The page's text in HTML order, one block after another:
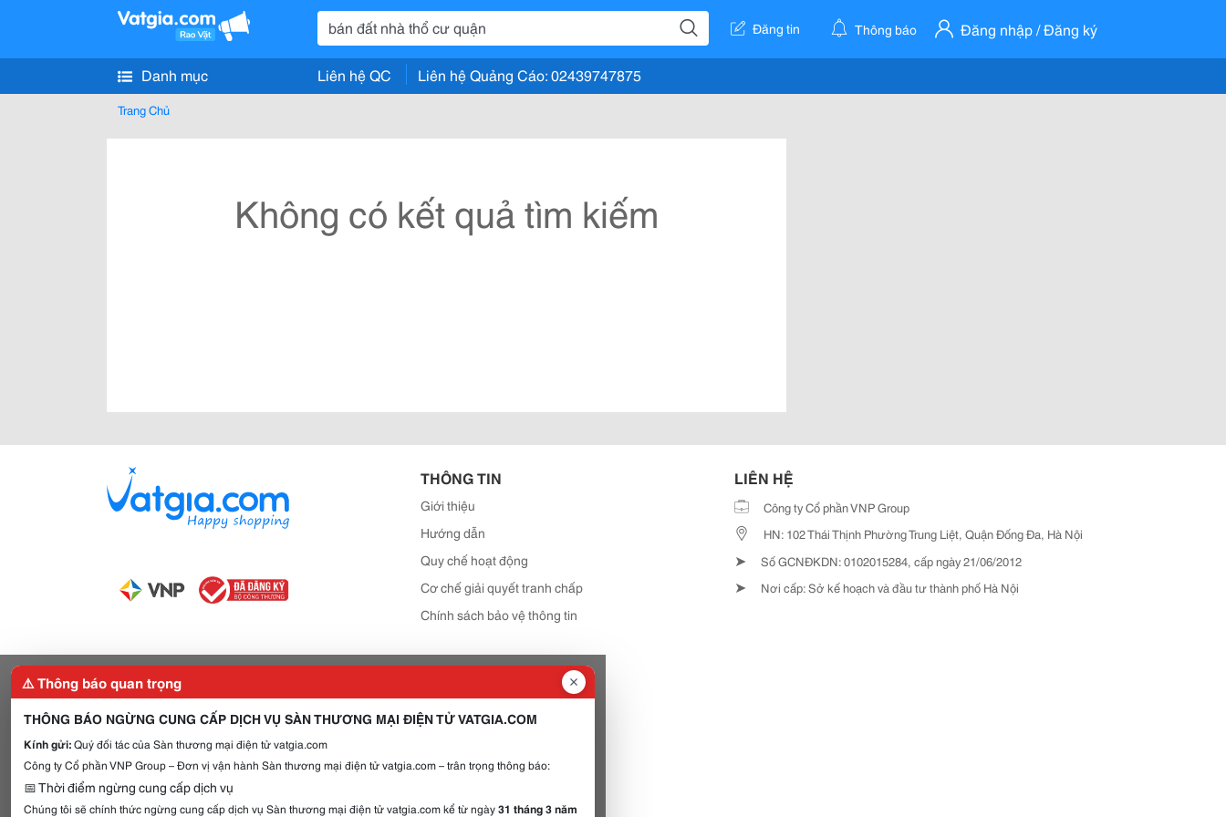
Đăng tin Thông báo Đăng nhập / Đăng ký
Danh mục Liên hệ QC Liên hệ Quảng Cáo: 02439747875
Trang Chủ
Không có kết quả tìm kiếm
THÔNG TIN
Giới thiệu
Hướng dẫn
Quy chế hoạt động
Cơ chế giải quyết tranh chấp
Chính sách bảo vệ thông tin
LIÊN HỆ
Công ty Cổ phần VNP Group
HN: 102 Thái Thịnh Phường Trung Liệt, Quận Đống Đa, Hà Nội
➤ Số GCNĐKDN: 0102015284, cấp ngày 21/06/2012
➤ Nơi cấp: Sở kế hoạch và đầu tư thành phố Hà Nội
⚠️ Thông báo quan trọng
THÔNG BÁO NGỪNG CUNG CẤP DỊCH VỤ SÀN THƯƠNG MẠI ĐIỆN TỬ VATGIA.COM
Kính gửi:Quý đối tác của Sàn thương mại điện tử vatgia.com
Công ty Cổ phần VNP Group – Đơn vị vận hành Sàn thương mại điện tử vatgia.com – trân trọng thông báo:
📅 Thời điểm ngừng cung cấp dịch vụ
Chúng tôi sẽ chính thức ngừng cung cấp dịch vụ Sàn thương mại điện tử vatgia.com kể từ ngày31 tháng 3 năm